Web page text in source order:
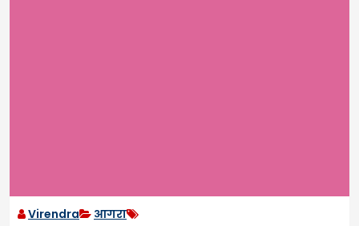
Virendra आगरा